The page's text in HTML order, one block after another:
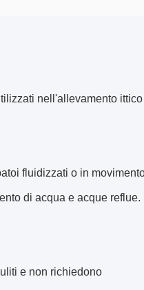
nell'allevamento ittico
fluidizzati o in
di acqua e acque reflue.
e non richiedono